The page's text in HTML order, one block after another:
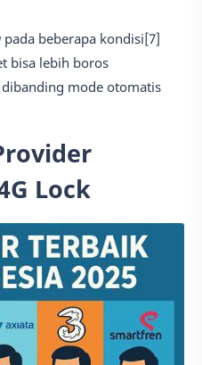
pada beberapa kondisi[7]
bisa lebih boros
mode otomatis
Lock